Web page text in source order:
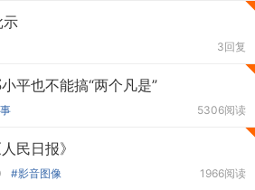
示
3回复
平也不能搞“两个凡是”
5306阅读
民日报》
#影音图像 1966阅读